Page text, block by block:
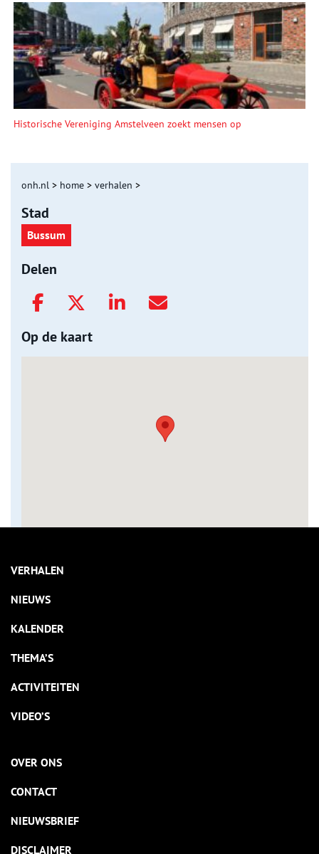
Historische Vereniging Amstelveen zoekt mensen op
onh.nl > home > verhalen >
Stad
Bussum
Delen
Op de kaart
VERHALEN
NIEUWS
KALENDER
THEMA’S
ACTIVITEITEN
VIDEO’S
OVER ONS
CONTACT
NIEUWSBRIEF
DISCLAIMER